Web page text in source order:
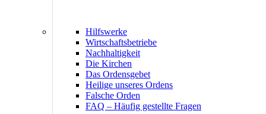
Hilfswerke
Wirtschaftsbetriebe
Nachhaltigkeit
Die Kirchen
Das Ordensgebet
Heilige unseres Ordens
Falsche Orden
FAQ – Häufig gestellte Fragen